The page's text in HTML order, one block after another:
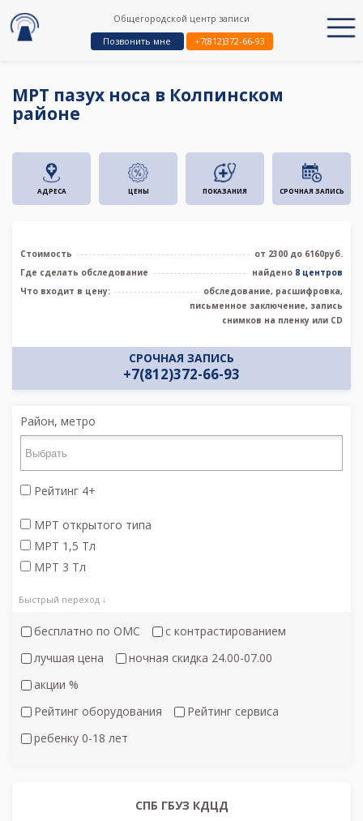
Общегородской центр записи
Позвонить мне
+7(812)372-66-93
МРТ пазух носа в Колпинском
районе
АДРЕСА ЦЕНЫ ПОКАЗАНИЯ СРОЧНАЯ ЗАПИСЬ
Стоимость
от 2300 до 6160руб.
Где сделать обследование
найдено 8 центров
Что входит в цену:
обследование, расшифровка,
письменное заключение, запись
снимков на пленку или CD
СРОЧНАЯ ЗАПИСЬ
+7(812)372-66-93
Район, метро
Рейтинг 4+
МРТ открытого типа
МРТ 1,5 Тл
МРТ 3 Тл
Быстрый переход ↓
бесплатно по ОМС
с контрастированием
лучшая цена
ночная скидка 24.00-07.00
акции %
Рейтинг оборудования
Рейтинг сервиса
ребенку 0-18 лет
СПБ ГБУЗ КДЦД